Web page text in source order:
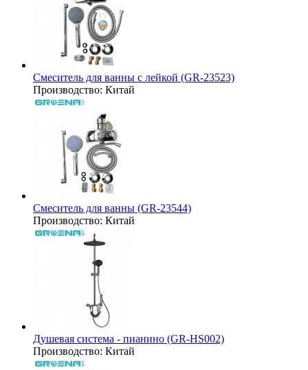
Смеситель для ванны с лейкой (GR-23523)
Производство: Китай
Смеситель для ванны (GR-23544)
Производство: Китай
Душевая система - пианино (GR-HS002)
Производство: Китай